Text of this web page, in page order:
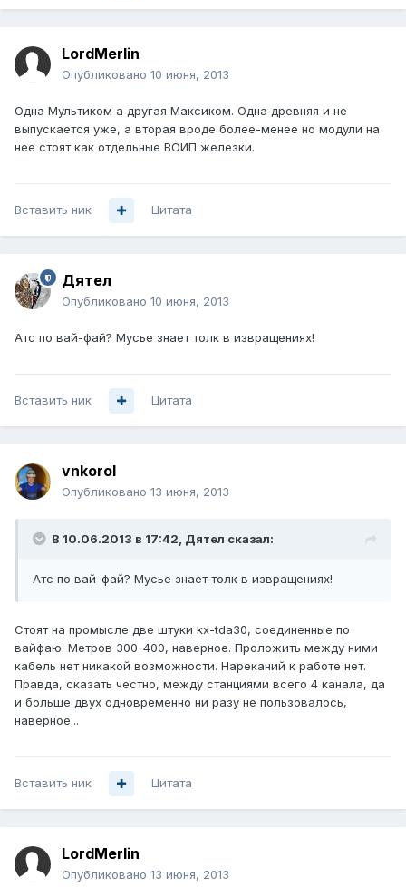
LordMerlin
Опубликовано 10 июня, 2013
Одна Мультиком а другая Максиком. Одна древняя и не
выпускается уже, а вторая вроде более-менее но модули на
нее стоят как отдельные ВОИП железки.
Вставить ник Цитата
Дятел
Опубликовано 10 июня, 2013
Атс по вай-фай? Мусье знает толк в извращениях!
Вставить ник Цитата
vnkorol
Опубликовано 13 июня, 2013
В 10.06.2013 в 17:42, Дятел сказал:
Атс по вай-фай? Мусье знает толк в извращениях!
Стоят на промысле две штуки kx-tda30, соединенные по
вайфаю. Метров 300-400, наверное. Проложить между ними
кабель нет никакой возможности. Нареканий к работе нет.
Правда, сказать честно, между станциями всего 4 канала, да
и больше двух одновременно ни разу не пользовалось,
наверное...
Вставить ник Цитата
LordMerlin
Опубликовано 13 июня, 2013